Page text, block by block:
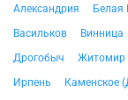
Александрия Белая
Васильков
Винница
Дрогобыч
Житомир
Ирпень
Каменское